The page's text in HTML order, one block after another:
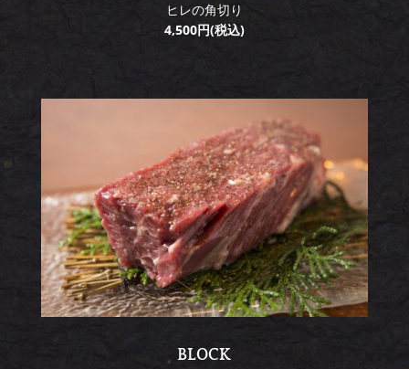
ヒレの角切り
4,500円(税込)
BLOCK